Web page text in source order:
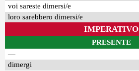
voi sareste dimersi/e
loro sarebbero dimersi/e
IMPERATIVO
PRESENTE
—
dimergi